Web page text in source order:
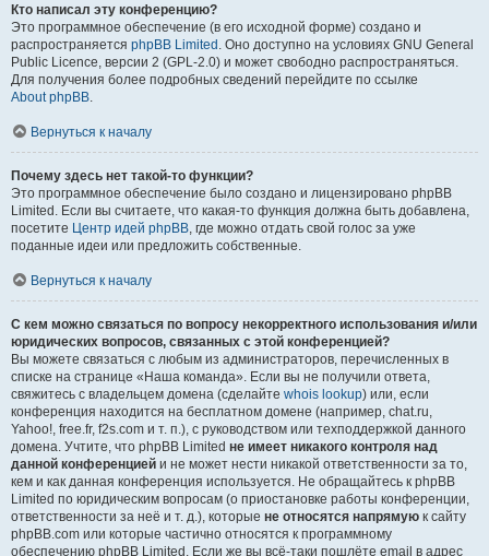
Кто написал эту конференцию?
Это программное обеспечение (в его исходной форме) создано и
распространяется phpBB Limited . Оно доступно на условиях GNU General
Public Licence, версии 2 (GPL-2.0) и может свободно распространяться.
Для получения более подробных сведений перейдите по ссылке
About phpBB.
Вернуться к началу
Почему здесь нет такой-то функции?
Это программное обеспечение было создано и лицензировано phpBB
Limited. Если вы считаете, что какая-то функция должна быть добавлена,
посетите Центр идей phpBB, где можно отдать свой голос за уже
поданные идеи или предложить собственные.
Вернуться к началу
С кем можно связаться по вопросу некорректного использования и/или
юридических вопросов, связанных с этой конференцией?
Вы можете связаться с любым из администраторов, перечисленных в
списке на странице «Наша команда». Если вы не получили ответа,
свяжитесь с владельцем домена (сделайте whois lookup) или, если
конференция находится на бесплатном домене (например, chat.ru,
Yahoo!, free.fr, f2s.com и т. п.), с руководством или техподдержкой данного
домена. Учтите, что phpBB Limited не имеет никакого контроля над
данной конференцией и не может нести никакой ответственности за то,
кем и как данная конференция используется. Не обращайтесь к phpBB
Limited по юридическим вопросам (о приостановке работы конференции,
ответственности за неё и т. д.), которые не относятся напрямую к сайту
phpBB.com или которые частично относятся к программному
обеспечению phpBB Limited. Если же вы всё-таки пошлёте email в адрес